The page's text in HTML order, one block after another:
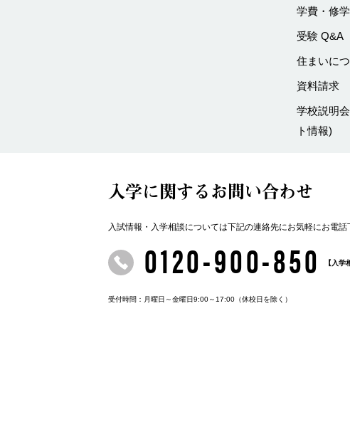
学費・修
受験 Q&A
住まいに
資料請求
学校説明
ト情報)
入学に関するお問い合わせ
入試情報・入学相談については下記の連絡先にお気軽にお電話
0120-900-850 【入
受付時間：月曜日～金曜日9:00～17:00 （休校日を除く）